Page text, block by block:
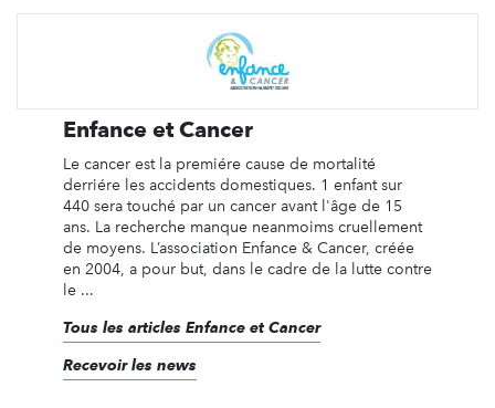
Enfance et Cancer
Le cancer est la premiére cause de mortalité
derriére les accidents domestiques. 1 enfant sur
440 sera touché par un cancer avant l'âge de 15
ans. La recherche manque neanmoims cruellement
de moyens. L’association Enfance & Cancer, créée
en 2004, a pour but, dans le cadre de la lutte contre
le ...
Tous les articles Enfance et Cancer
Recevoir les news